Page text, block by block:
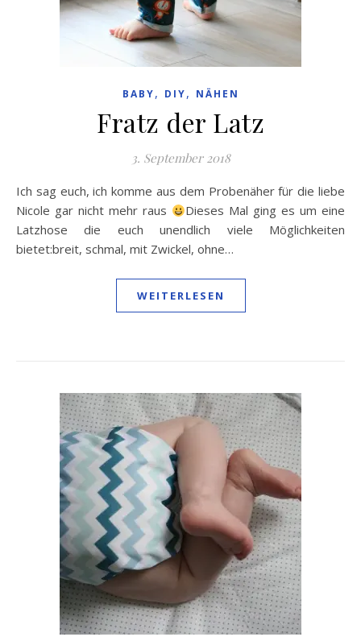
BABY, DIY, NÄHEN
Fratz der Latz
3. September 2018
Ich sag euch, ich komme aus dem Probenäher für die liebe
Nicole gar nicht mehr raus
Dieses Mal ging es um eine
Latzhose die euch unendlich viele Möglichkeiten
bietet:breit, schmal, mit Zwickel, ohne…
WEITERLESEN